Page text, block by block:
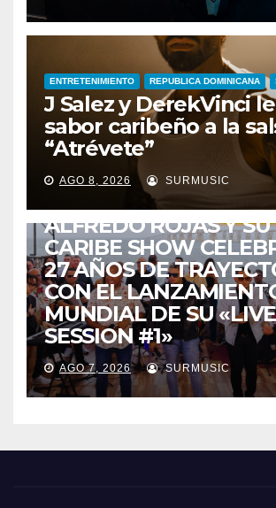
ENTRETENIMIENTO REPUBLICA DOMINICANA
J Salez y DerekVinci
sabor caribeño a la
“Atrévete”
AGO 8, 2026 SURMUSIC
ENTRETENIMIENTO GUARACHA ZULIANA
ZULIA
ALFREDO ROJAS Y SU
CARIBE SHOW
27 AÑOS DE
CON EL
MUNDIAL DE SU «LIVE
SESSION #1»
AGO 7, 2026 SURMUSIC